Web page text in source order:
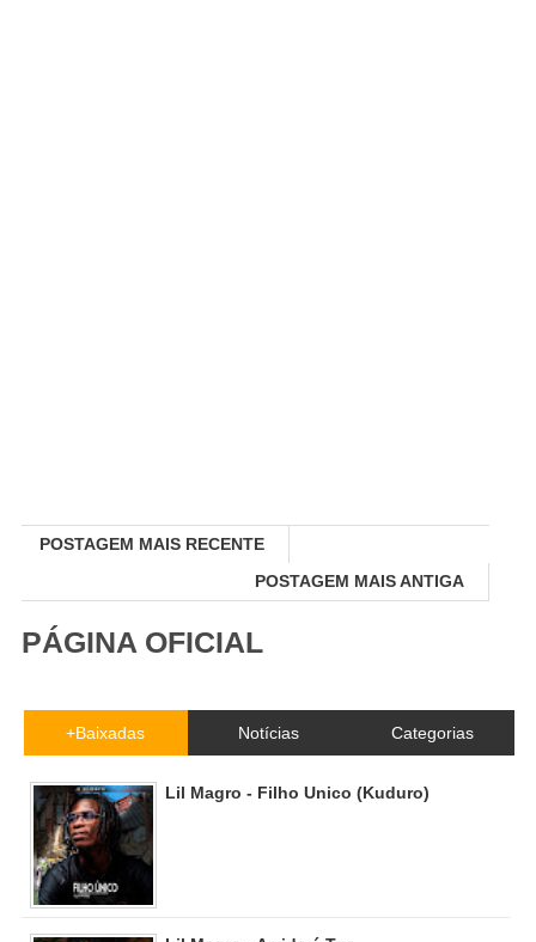
POSTAGEM MAIS RECENTE
POSTAGEM MAIS ANTIGA
PÁGINA OFICIAL
+Baixadas Notícias Categorias
Lil Magro - Filho Unico (Kuduro)